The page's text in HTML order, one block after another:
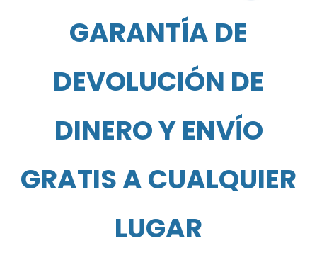
GARANTÍA DE
DEVOLUCIÓN DE
DINERO Y ENVÍO
GRATIS A CUALQUIER
LUGAR